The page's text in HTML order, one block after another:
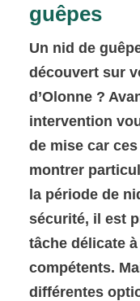
guêpes
Un nid de
découvert sur
d’Olonne ?
intervention
de mise car
montrer
la période de
sécurité, il est
tâche délicate
compétents.
différentes